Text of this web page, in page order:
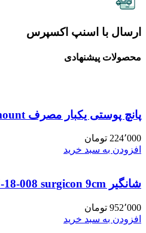
ارسال با اسنپ اکسپرس
محصولات پیشنهادی
پانچ پوستی یکبار مصرف 5m 5-PUNCH Paramount
224٬000 تومان
افزودن به سبد خرید
شانگیر J-18-008 surgicon 9cm
952٬000 تومان
افزودن به سبد خرید